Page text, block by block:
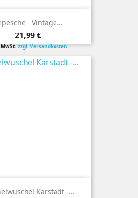
- Vintage...
Preis
21,99 €
zzgl. Versandkosten
Karstadt -...